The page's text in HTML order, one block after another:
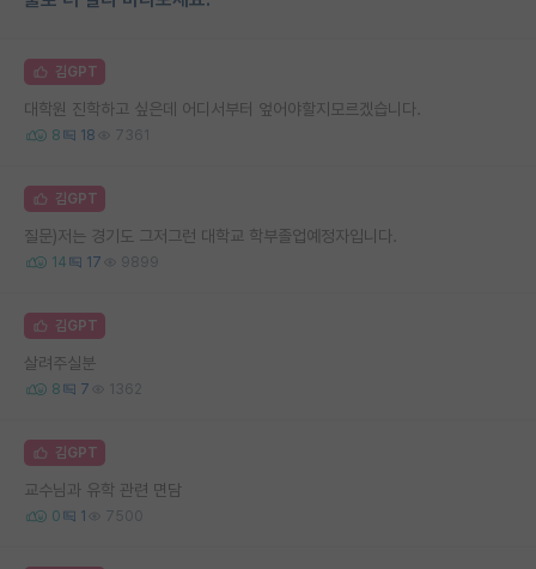
김GPT
대학원 진학하고 싶은데 어디서부터 엎어야할지모르겠습니다.
8 18 7361
김GPT
질문)저는 경기도 그저그런 대학교 학부졸업예정자입니다.
14 17 9899
김GPT
살려주실분
8 7 1362
김GPT
교수님과 유학 관련 면담
0 1 7500